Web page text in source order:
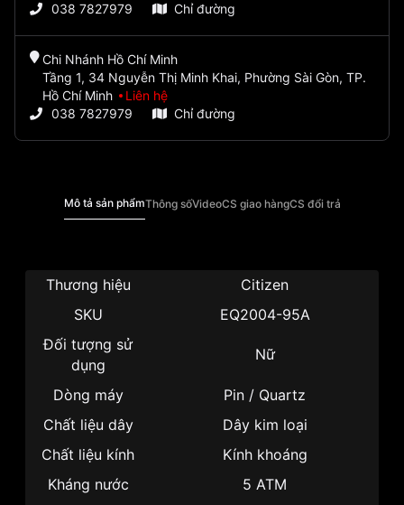
038 7827979
Chỉ đường
Chi Nhánh Hồ Chí Minh
Tầng 1, 34 Nguyễn Thị Minh Khai, Phường Sài Gòn, TP.
Hồ Chí Minh
Liên hệ
038 7827979
Chỉ đường
Mô tả sản phẩmThông sốVideoCS giao hàngCS đổi trả
Thương hiệu
Citizen
SKU
EQ2004-95A
Đối tượng sử
dụng
Nữ
Dòng máy
Pin / Quartz
Chất liệu dây
Dây kim loại
Chất liệu kính
Kính khoáng
Kháng nước
5 ATM